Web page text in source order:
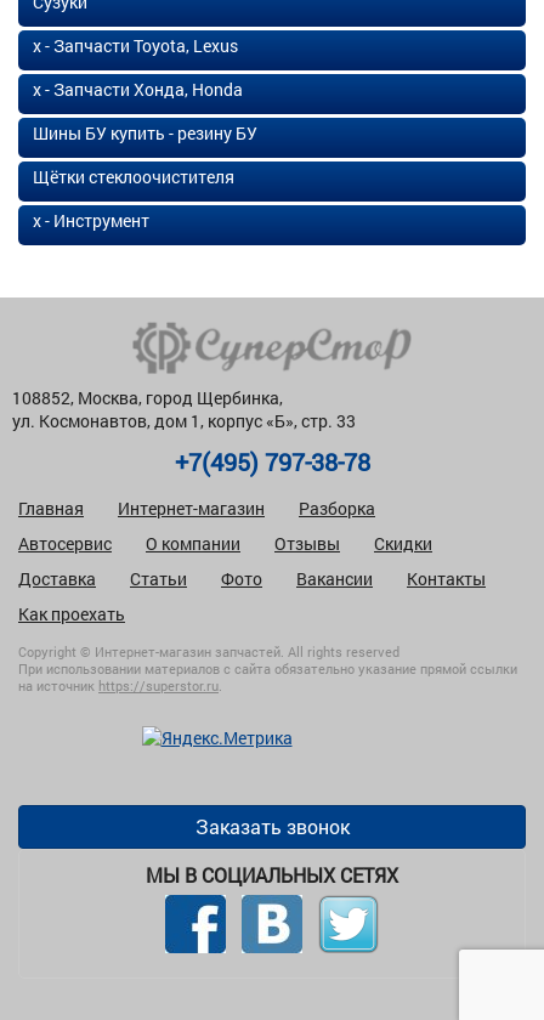
х - Запчасти Toyota, Lexus
х - Запчасти Хонда, Honda
Шины БУ купить - резину БУ
Щётки стеклоочистителя
х - Инструмент
108852, Москва, город Щербинка,
ул. Космонавтов, дом 1, корпус «Б», стр. 33
+7(495) 797-38-78
Главная Интернет-магазин
Разборка
Автосервис
О компании Отзывы
Скидки
Доставка
Статьи Фото Вакансии
Контакты
Как проехать
Copyright © Интернет-магазин запчастей. All rights reserved
При использовании материалов с сайта обязательно указание прямой ссылки
на источник https://superstor.ru.
Заказать звонок
МЫ В СОЦИАЛЬНЫХ СЕТЯХ